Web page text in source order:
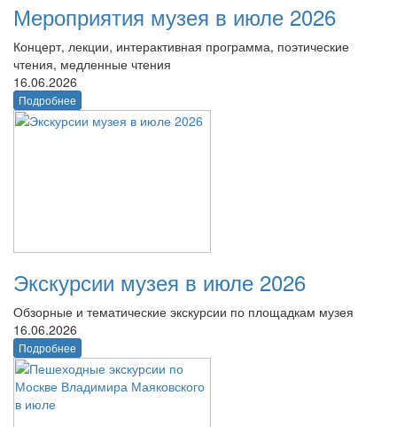
Мероприятия музея в июле 2026
Концерт, лекции, интерактивная программа, поэтические
чтения, медленные чтения
16.06.2026
Подробнее
Экскурсии музея в июле 2026
Обзорные и тематические экскурсии по площадкам музея
16.06.2026
Подробнее